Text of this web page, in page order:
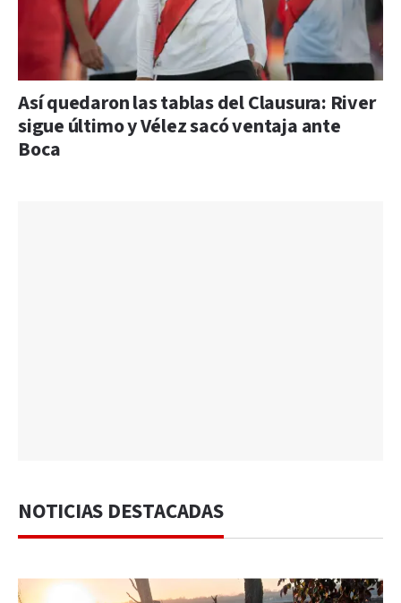
Así quedaron las tablas del Clausura: River
sigue último y Vélez sacó ventaja ante
Boca
NOTICIAS DESTACADAS